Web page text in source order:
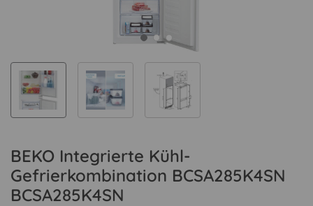
BEKO Integrierte Kühl-
Gefrierkombination BCSA285K4SN
BCSA285K4SN